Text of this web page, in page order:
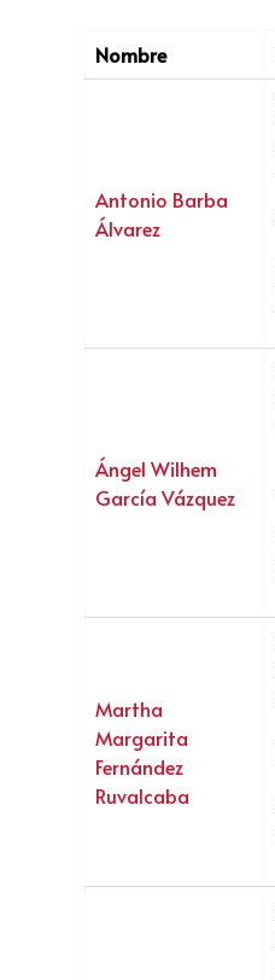
Nombre
Antonio Barba
Álvarez
Ángel Wilhem
García Vázquez
Martha
Margarita
Fernández
Ruvalcaba